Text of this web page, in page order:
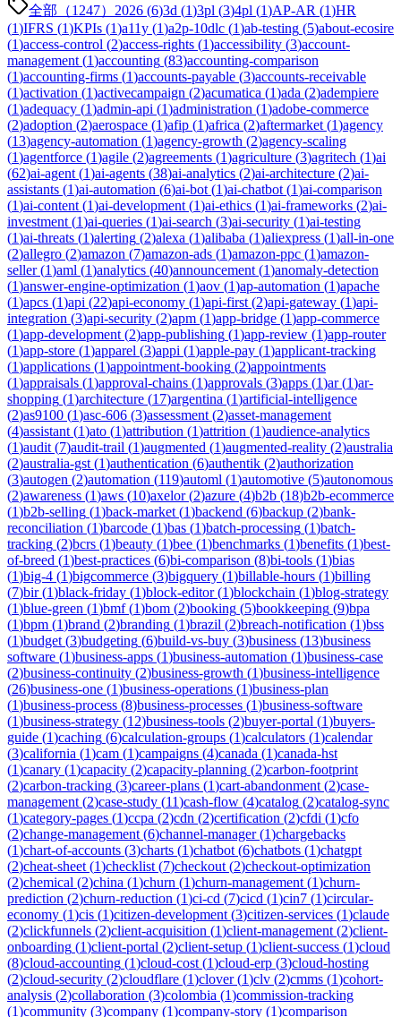
全部（1247） 2026 (6)3d (1)3pl (3)4pl (1)AP-AR (1)HR
(1)IFRS (1)KPIs (1)a11y (1)a2p-10dlc (1)ab-testing (5)about-ecosire
(1)access-control (2)access-rights (1)accessibility (3)account-
management (1)accounting (83)accounting-comparison
(1)accounting-firms (1)accounts-payable (3)accounts-receivable
(1)activation (1)activecampaign (2)acumatica (1)ada (2)adempiere
(1)adequacy (1)admin-api (1)administration (1)adobe-commerce
(2)adoption (2)aerospace (1)afip (1)africa (2)aftermarket (1)agency
(13)agency-automation (1)agency-growth (2)agency-scaling
(1)agentforce (1)agile (2)agreements (1)agriculture (3)agritech (1)ai
(62)ai-agent (1)ai-agents (38)ai-analytics (2)ai-architecture (2)ai-
assistants (1)ai-automation (6)ai-bot (1)ai-chatbot (1)ai-comparison
(1)ai-content (1)ai-development (1)ai-ethics (1)ai-frameworks (2)ai-
investment (1)ai-queries (1)ai-search (3)ai-security (1)ai-testing
(1)ai-threats (1)alerting (2)alexa (1)alibaba (1)aliexpress (1)all-in-one
(2)allegro (2)amazon (7)amazon-ads (1)amazon-ppc (1)amazon-
seller(1)aml (1)analytics (40)announcement (1)anomaly-detection
(1)answer-engine-optimization (1)aov (1)ap-automation (1)apache
(1)apcs (1)api (22)api-economy (1)api-first (2)api-gateway (1)api-
integration (3)api-security (2)apm (1)app-bridge (1)app-commerce
(1)app-development (2)app-publishing (1)app-review (1)app-router
(1)app-store (1)apparel (3)appi (1)apple-pay (1)applicant-tracking
(1)applications (1)appointment-booking (2)appointments
(1)appraisals (1)approval-chains (1)approvals (3)apps (1)ar(1)ar-
shopping (1)architecture (17)argentina (1)artificial-intelligence
(2)as9100 (1)asc-606 (3)assessment (2)asset-management
(4)assistant (1)ato (1)attribution (1)attrition (1)audience-analytics
(1)audit (7)audit-trail (1)augmented (1)augmented-reality (2)australia
(2)australia-gst (1)authentication (6)authentik (2)authorization
(3)autogen (2)automation (119)automl (1)automotive (5)autonomous
(2)awareness (1)aws (10)axelor(2)azure (4)b2b (18)b2b-ecommerce
(1)b2b-selling (1)back-market (1)backend (6)backup (2)bank-
reconciliation (1)barcode (1)bas (1)batch-processing (1)batch-
tracking (2)bcrs (1)beauty (1)bee (1)benchmarks (1)benefits (1)best-
of-breed (1)best-practices (6)bi-comparison (8)bi-tools (1)bias
(1)big-4 (1)bigcommerce (3)bigquery (1)billable-hours (1)billing
(7)bir(1)black-friday (1)block-editor(1)blockchain (1)blog-strategy
(1)blue-green (1)bmf(1)bom (2)booking (5)bookkeeping (9)bpa
(1)bpm (1)brand (2)branding (1)brazil (2)breach-notification (1)bss
(1)budget (3)budgeting (6)build-vs-buy (3)business (13)business
software (1)business-apps (1)business-automation (1)business-case
(2)business-continuity (2)business-growth (1)business-intelligence
(26)business-one (1)business-operations (1)business-plan
(1)business-process (8)business-processes (1)business-software
(1)business-strategy (12)business-tools (2)buyer-portal (1)buyers-
guide (1)caching (6)calculation-groups (1)calculators (1)calendar
(3)california (1)cam (1)campaigns (4)canada (1)canada-hst
(1)canary (1)capacity (2)capacity-planning (2)carbon-footprint
(2)carbon-tracking (3)career-plans (1)cart-abandonment (2)case-
management (2)case-study (11)cash-flow (4)catalog (2)catalog-sync
(1)category-pages (1)ccpa (2)cdn (2)certification (2)cfdi (1)cfo
(2)change-management (6)channel-manager(1)chargebacks
(1)chart-of-accounts (3)charts (1)chatbot (6)chatbots (1)chatgpt
(2)cheat-sheet (1)checklist (7)checkout (2)checkout-optimization
(2)chemical (2)china (1)churn (1)churn-management (1)churn-
prediction (2)churn-reduction (1)ci-cd (7)cicd (1)cin7 (1)circular-
economy (1)cis (1)citizen-development (3)citizen-services (1)claude
(2)clickfunnels (2)client-acquisition (1)client-management (2)client-
onboarding (1)client-portal (2)client-setup (1)client-success (1)cloud
(8)cloud-accounting (1)cloud-cost (1)cloud-erp (3)cloud-hosting
(2)cloud-security (2)cloudflare (1)clover(1)clv (2)cmms (1)cohort-
analysis (2)collaboration (3)colombia (1)commission-tracking
(1)community (3)company (1)company-story (1)comparison